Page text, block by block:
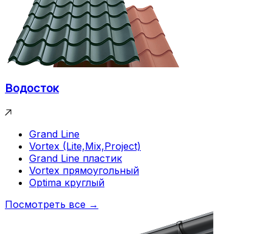
Водосток
Grand Line
Vortex (Lite,Mix,Project)
Grand Line пластик
Vortex прямоугольный
Optima круглый
Посмотреть все →